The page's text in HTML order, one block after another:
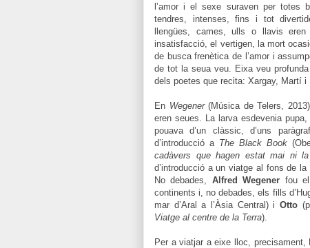
l’amor i el sexe suraven per totes
tendres, intenses, fins i tot
llengües, cames, ulls o llavis
insatisfacció, el vertigen, la mort
de busca frenètica de l’amor i
de tot la seua veu. Eixa veu
dels poetes que recita: Xargay, Martí
En Wegener(Música de Telers,
eren seues. La larva esdevenia
pouava d’un clàssic, d’uns
d’introducció a The Black Book
cadàvers que hagen estat mai ni
d’introducció a un viatge al fons de
No debades, Alfred Wegener fou
continents i, no debades, els fills
mar d’Aral a l’Àsia Central) i Otto
Viatge al centre de la Terra).
Per a viatjar a eixe lloc,